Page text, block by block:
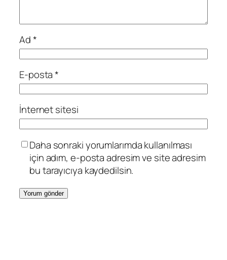
Ad*
E-posta*
İnternet sitesi
Daha sonraki yorumlarımda kullanılması
için adım, e-posta adresim ve site adresim
bu tarayıcıya kaydedilsin.